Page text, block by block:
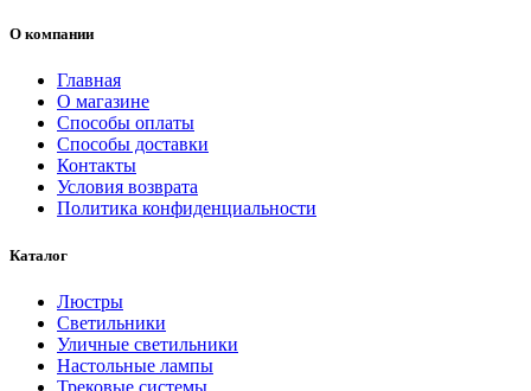
О компании
Главная
О магазине
Способы оплаты
Способы доставки
Контакты
Условия возврата
Политика конфиденциальности
Каталог
Люстры
Светильники
Уличные светильники
Настольные лампы
Трековые системы